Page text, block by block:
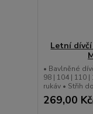
Letní
• Bavlněné
98 | 104 | 110
rukáv • Střih
269,00 Kč/